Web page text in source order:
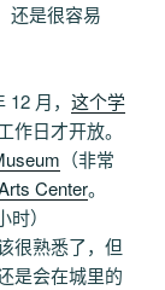
还是很容易
月， 这个学
作日才开放。
（非常
Center。
）
很熟悉了，但
是会在城里的